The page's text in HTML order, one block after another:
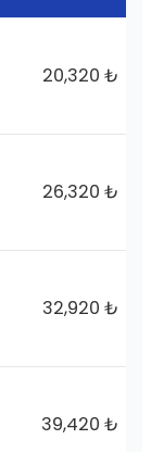
20,320 ₺
26,320 ₺
32,920 ₺
39,420 ₺